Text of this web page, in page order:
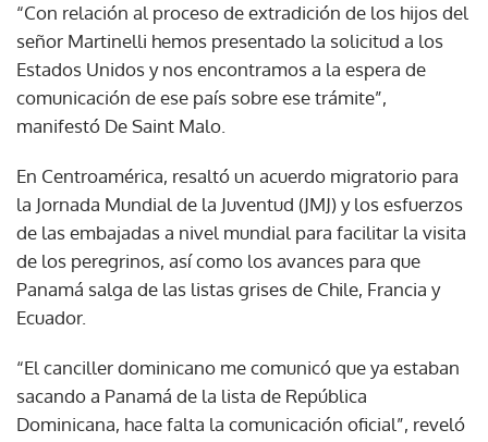
“Con relación al proceso de extradición de los hijos del
señor Martinelli hemos presentado la solicitud a los
Estados Unidos y nos encontramos a la espera de
comunicación de ese país sobre ese trámite”,
manifestó De Saint Malo.
En Centroamérica, resaltó un acuerdo migratorio para
la Jornada Mundial de la Juventud (JMJ) y los esfuerzos
de las embajadas a nivel mundial para facilitar la visita
de los peregrinos, así como los avances para que
Panamá salga de las listas grises de Chile, Francia y
Ecuador.
“El canciller dominicano me comunicó que ya estaban
sacando a Panamá de la lista de República
Dominicana, hace falta la comunicación oficial”, reveló